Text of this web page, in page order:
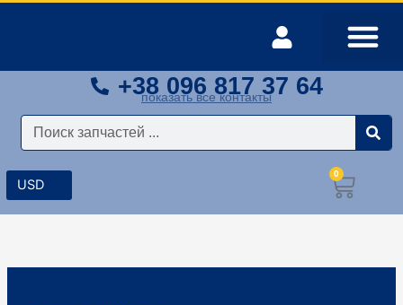
+38 096 817 37 64
показать все контакты
Поиск
0